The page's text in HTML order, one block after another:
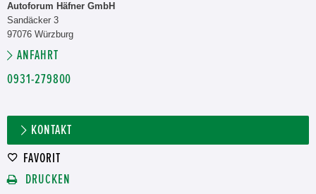
Autoforum Häfner GmbH
Sandäcker 3
97076 Würzburg
ANFAHRT
0931-279800
KONTAKT
FAVORIT
DRUCKEN